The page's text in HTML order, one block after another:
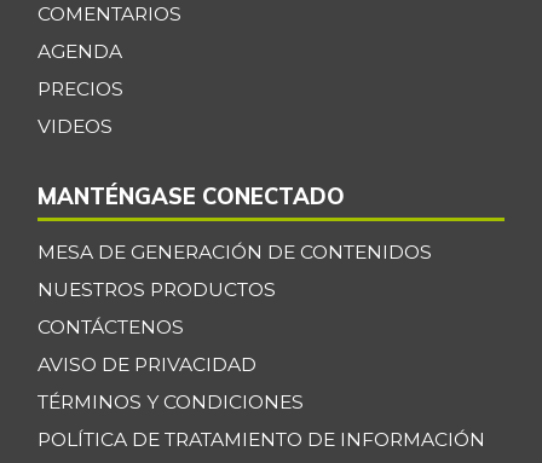
COMENTARIOS
AGENDA
PRECIOS
VIDEOS
MANTÉNGASE CONECTADO
MESA DE GENERACIÓN DE CONTENIDOS
NUESTROS PRODUCTOS
CONTÁCTENOS
AVISO DE PRIVACIDAD
TÉRMINOS Y CONDICIONES
POLÍTICA DE TRATAMIENTO DE INFORMACIÓN